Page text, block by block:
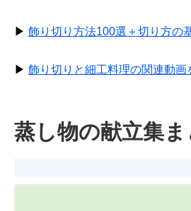
▶ 飾り切り方法100選＋切り方の
▶ 飾り切りと細工料理の関連動画
蒸し物の献立集ま